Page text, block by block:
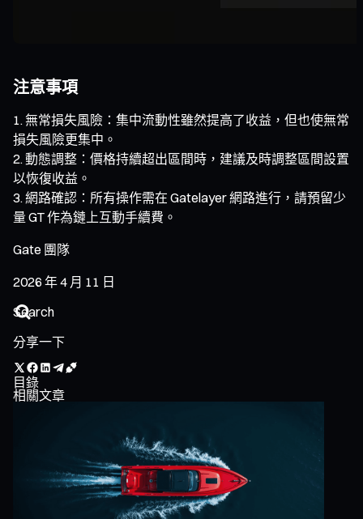
注意事項
無常損失風險：集中流動性雖然提高了收益，但也使無常
損失風險更集中。
動態調整：價格持續超出區間時，建議及時調整區間設置
以恢復收益。
網路確認：所有操作需在 Gatelayer 網路進行，請預留少
量 GT 作為鏈上互動手續費。
Gate 團隊
2026 年 4 月 11 日
分享一下
目錄
相關文章